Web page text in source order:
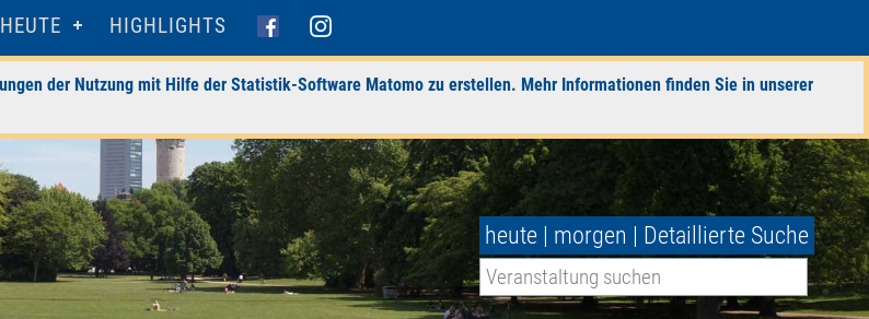
HEUTE HIGHLIGHTS
der Nutzung mit Hilfe der Statistik-Software Matomo zu erstellen. Mehr Informationen finden Sie in unserer
heute | morgen | Detaillierte Suche